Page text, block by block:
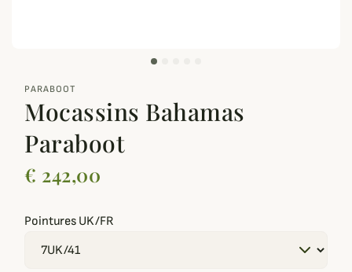
PARABOOT
Mocassins Bahamas
Paraboot
€ 242,00
Pointures UK/FR